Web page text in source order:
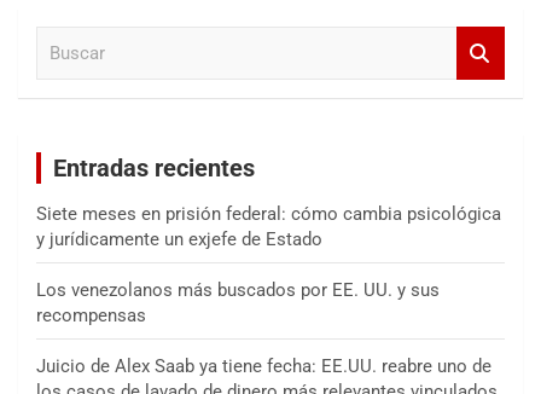
Entradas recientes
Siete meses en prisión federal: cómo cambia psicológica
y jurídicamente un exjefe de Estado
Los venezolanos más buscados por EE. UU. y sus
recompensas
Juicio de Alex Saab ya tiene fecha: EE.UU. reabre uno de